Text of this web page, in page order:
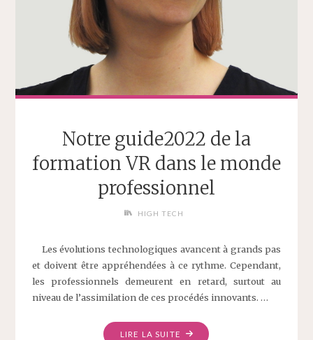
Notre guide2022 de la
formation VR dans le monde
professionnel
HIGH TECH
Les évolutions technologiques avancent à grands pas
et doivent être appréhendées à ce rythme. Cependant,
les professionnels demeurent en retard, surtout au
niveau de l’assimilation de ces procédés innovants. …
LIRE LA SUITE